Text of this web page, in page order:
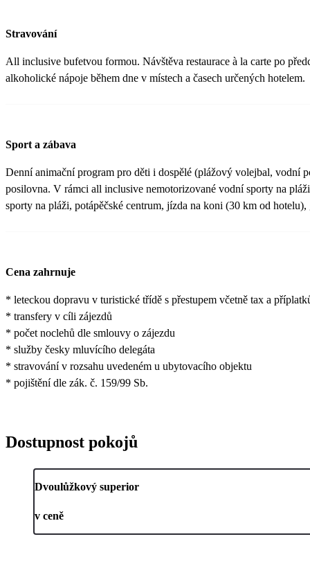
Stravování
All inclusive bufetvou formou. Návštěva restaurace à la carte po
alkoholické nápoje během dne v místech a časech určených hotelem.
Sport a zábava
Denní animační program pro děti i dospělé (plážový volejbal, vodní
posilovna. V rámci all inclusive nemotorizované vodní sporty na
sporty na pláži, potápěčské centrum, jízda na koni (30 km od
Cena zahrnuje
* leteckou dopravu v turistické třídě s přestupem včetně tax a
* transfery v cíli zájezdů
* počet noclehů dle smlouvy o zájezdu
* služby česky mluvícího delegáta
* stravování v rozsahu uvedeném u ubytovacího objektu
* pojištění dle zák. č. 159/99 Sb.
Dostupnost pokojů
Dvoulůžkový superior
v ceně